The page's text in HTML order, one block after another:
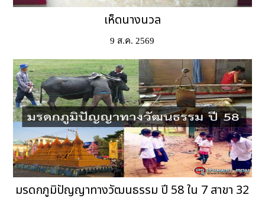
เห็ดนางนวล
9 ส.ค. 2569
มรดกภูมิปัญญาทางวัฒนธรรม ปี 58 ใน 7 สาขา 32